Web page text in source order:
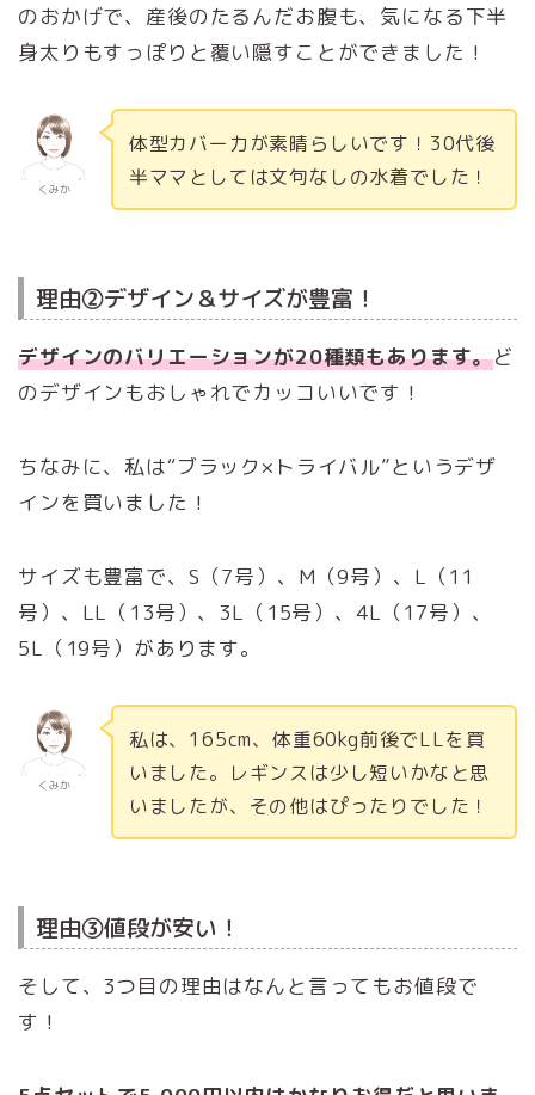
のおかげで、産後のたるんだお腹も、気になる下半
身太りもすっぽりと覆い隠すことができました！
くみか
体型カバー力が素晴らしいです！30代後
半ママとしては文句なしの水着でした！
理由②デザイン＆サイズが豊富！
デザインのバリエーションが20種類もあります。ど
のデザインもおしゃれでカッコいいです！
ちなみに、私は“ブラック×トライバル”というデザ
インを買いました！
サイズも豊富で、S（7号）、M（9号）、L（11
号）、LL（13号）、3L（15号）、4L（17号）、
5L（19号）があります。
くみか
私は、165cm、体重60kg前後でLLを買
いました。レギンスは少し短いかなと思
いましたが、その他はぴったりでした！
理由③値段が安い！
そして、3つ目の理由はなんと言ってもお値段で
す！